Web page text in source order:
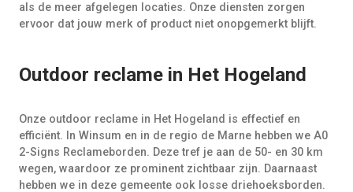
als de meer afgelegen locaties. Onze diensten zorgen
ervoor dat jouw merk of product niet onopgemerkt blijft.
Outdoor reclame in Het Hogeland
Onze outdoor reclame in Het Hogeland is effectief en
efficiënt. In Winsum en in de regio de Marne hebben we A0
2-Signs Reclameborden. Deze tref je aan de 50- en 30 km
wegen, waardoor ze prominent zichtbaar zijn. Daarnaast
hebben we in deze gemeente ook losse driehoeksborden.